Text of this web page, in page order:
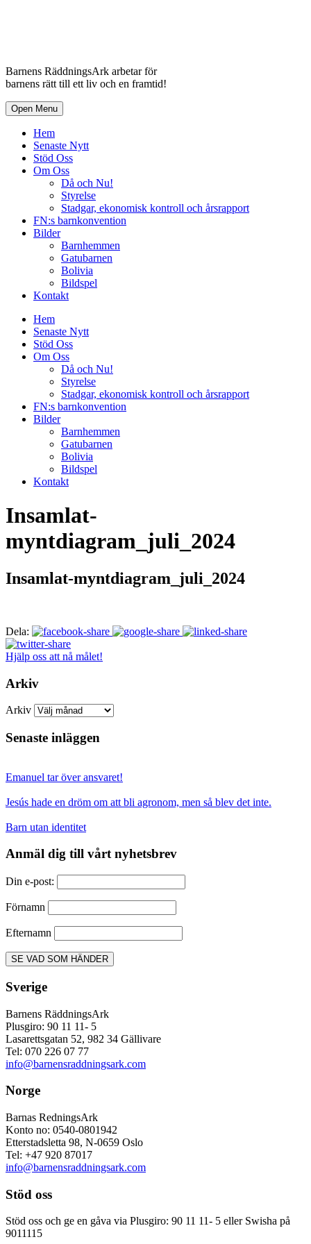
Barnens RäddningsArk arbetar för
barnens rätt till ett liv och en framtid!
Open Menu
Hem
Senaste Nytt
Stöd Oss
Om Oss
Då och Nu!
Styrelse
Stadgar, ekonomisk kontroll och årsrapport
FN:s barnkonvention
Bilder
Barnhemmen
Gatubarnen
Bolivia
Bildspel
Kontakt
Hem
Senaste Nytt
Stöd Oss
Om Oss
Då och Nu!
Styrelse
Stadgar, ekonomisk kontroll och årsrapport
FN:s barnkonvention
Bilder
Barnhemmen
Gatubarnen
Bolivia
Bildspel
Kontakt
Insamlat-
myntdiagram_juli_2024
Insamlat-myntdiagram_juli_2024
Dela:
Hjälp oss att nå målet!
Arkiv
Arkiv
Senaste inläggen
Emanuel tar över ansvaret!
Jesús hade en dröm om att bli agronom, men så blev det inte.
Barn utan identitet
Anmäl dig till vårt nyhetsbrev
Din e-post:
Förnamn
Efternamn
Sverige
Barnens RäddningsArk
Plusgiro: 90 11 11- 5
Lasarettsgatan 52, 982 34 Gällivare
Tel: 070 226 07 77
info@barnensraddningsark.com
Norge
Barnas RedningsArk
Konto no: 0540-0801942
Etterstadsletta 98, N-0659 Oslo
Tel: +47 920 87017
info@barnensraddningsark.com
Stöd oss
Stöd oss och ge en gåva via Plusgiro: 90 11 11- 5 eller Swisha på
9011115